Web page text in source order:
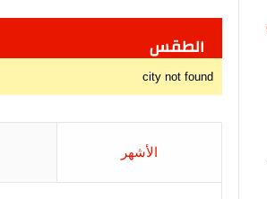
الطقس
city not found
الأشهر